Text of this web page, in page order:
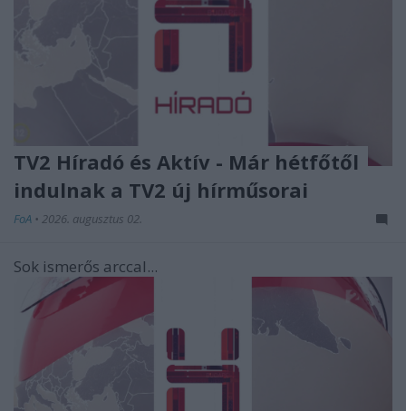
TV2 Híradó és Aktív - Már hétfőtől
indulnak a TV2 új hírműsorai
FoA • 2026. augusztus 02.
Sok ismerős arccal...